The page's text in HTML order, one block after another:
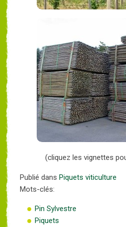
(cliquez les vignettes
Publié dans Piquets viticulture
Mots-clés:
Pin Sylvestre
Piquets